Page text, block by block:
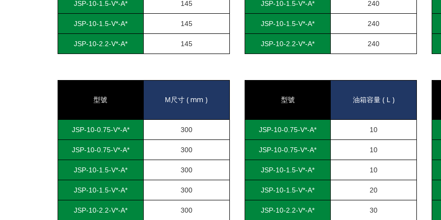
JSP-10-1.5-V*-A* 145
JSP-10-1.5-V*-A* 145
JSP-10-2.2-V*-A* 145
JSP-10-1.5-V*-A* 240
JSP-10-1.5-V*-A* 240
JSP-10-2.2-V*-A* 240
型號 M尺寸 ( mm )
JSP-10-0.75-V*-A* 300
JSP-10-0.75-V*-A* 300
JSP-10-1.5-V*-A* 300
JSP-10-1.5-V*-A* 300
JSP-10-2.2-V*-A* 300
型號 油箱容量( L )
JSP-10-0.75-V*-A* 10
JSP-10-0.75-V*-A* 10
JSP-10-1.5-V*-A* 10
JSP-10-1.5-V*-A* 20
JSP-10-2.2-V*-A* 30